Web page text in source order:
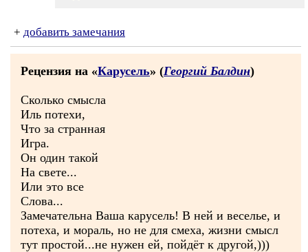
+ добавить замечания
Рецензия на «Карусель» (Георгий Балдин)
Сколько смысла
Иль потехи,
Что за странная
Игра.
Он один такой
На свете...
Или это все
Слова...
Замечательна Ваша карусель! В ней и веселье, и
потеха, и мораль, но не для смеха, жизни смысл
тут простой...не нужен ей, пойдёт к другой,)))